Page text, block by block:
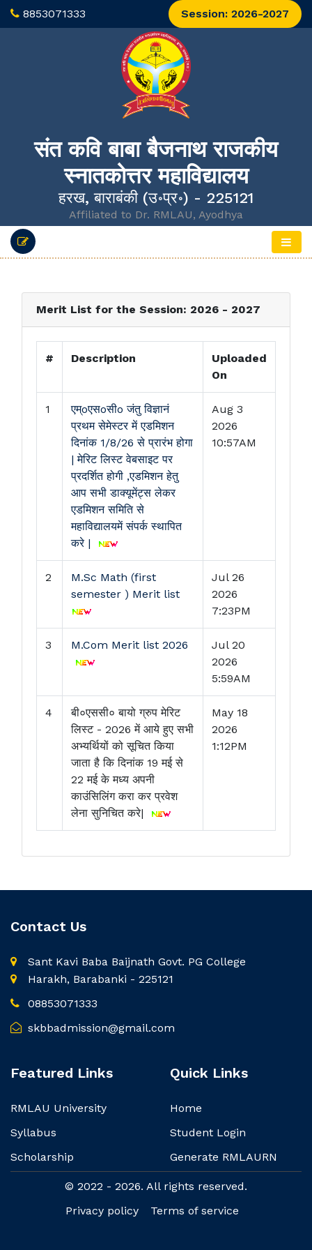
8853071333 Session: 2026-2027
संत कवि बाबा बैजनाथ राजकीय
स्नातकोत्तर महाविद्यालय
हरख, बाराबंकी (उ॰प्र॰) - 225121
Affiliated to Dr. RMLAU, Ayodhya
Merit List for the Session: 2026 - 2027
# Description
Uploaded
On
1
एम्oएसoसीo जंतु विज्ञानं
प्रथम सेमेस्टर में एडमिशन
दिनांक 1/8/26 से प्रारंभ होगा
| मेरिट लिस्ट वेबसाइट पर
प्रदर्शित होगी ,एडमिशन हेतु
आप सभी डाक्यूमेंट्स लेकर
एडमिशन समिति से
महाविद्यालयमें संपर्क स्थापित
करे |
Aug 3
2026
10:57AM
2
M.Sc Math (first
semester ) Merit list
Jul 26
2026
7:23PM
3 M.Com Merit list 2026
Jul 20
2026
5:59AM
4
बी०एससी० बायो ग्रुप मेरिट
लिस्ट - 2026 में आये हुए सभी
अभ्यर्थियों को सूचित किया
जाता है कि दिनांक 19 मई से
22 मई के मध्य अपनी
काउंसिलिंग करा कर प्रवेश
लेना सुनिचित करे|
May 18
2026
1:12PM
Contact Us
Sant Kavi Baba Baijnath Govt. PG College
Harakh, Barabanki - 225121
08853071333
skbbadmission@gmail.com
Featured Links
RMLAU University
Syllabus
Scholarship
Quick Links
Home
Student Login
Generate RMLAURN
© 2022 - 2026. All rights reserved.
Privacy policy
Terms of service